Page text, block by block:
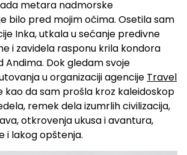
metara nadmorske
bilo pred mojim očima. Osetila sam
Inka, utkala u sećanje predivne
i zavidela rasponu krila kondora
Andima. Dok gledam svoje
u organizaciji agencije Travel
kao da sam prošla kroz kaleidoskop
remek dela izumrlih civilizacija,
otkrovenja ukusa i avantura,
i lakog opštenja.